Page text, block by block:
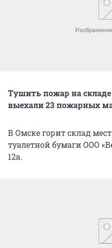
Тушить пожар на
выехали 23 пожарных
В Омске горит склад
туалетной бумаги ООО
12а.